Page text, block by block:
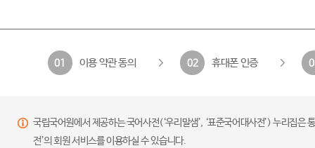
01 이용 약관 동의 02 휴대폰 인증
국립국어원에서 제공하는 국어사전(‘우리말샘’, ‘표준국어대사전’) 누리집
전’의 회원 서비스를 이용하실 수 있습니다.